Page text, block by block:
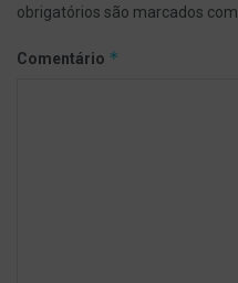
obrigatórios são marcados com
Comentário *